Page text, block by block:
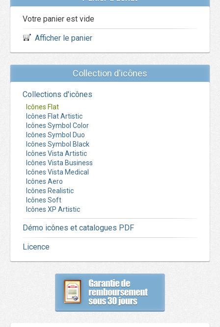
Votre panier est vide
Afficher le panier
Collection d'icônes
Collections d'icônes
Icônes Flat
Icônes Flat Artistic
Icônes Symbol Color
Icônes Symbol Duo
Icônes Symbol Black
Icônes Vista Artistic
Icônes Vista Business
Icônes Vista Medical
Icônes Aero
Icônes Realistic
Icônes Soft
Icônes XP Artistic
Démo icônes et catalogues PDF
Licence